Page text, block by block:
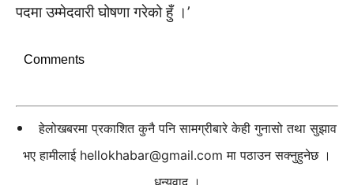
पदमा उम्मेदवारी घोषणा गरेको हुँ ।’
Comments
हेलोखबरमा प्रकाशित कुनै पनि सामग्रीबारे केही गुनासो तथा सुझाव
भए हामीलाई hellokhabar@gmail.com मा पठाउन सक्नुहुनेछ ।
धन्यवाद ।